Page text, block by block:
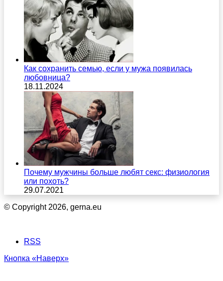
Как сохранить семью, если у мужа появилась
любовница?
18.11.2024
Почему мужчины больше любят секс: физиология
или похоть?
29.07.2021
© Copyright 2026, gerna.eu
RSS
Кнопка «Наверх»